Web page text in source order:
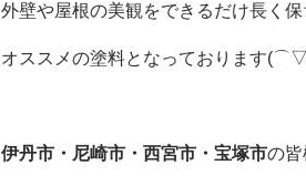
外壁や屋根の美観をできるだけ長く
オススメの塗料となっております
伊丹市・尼崎市・西宮市・宝塚市の皆